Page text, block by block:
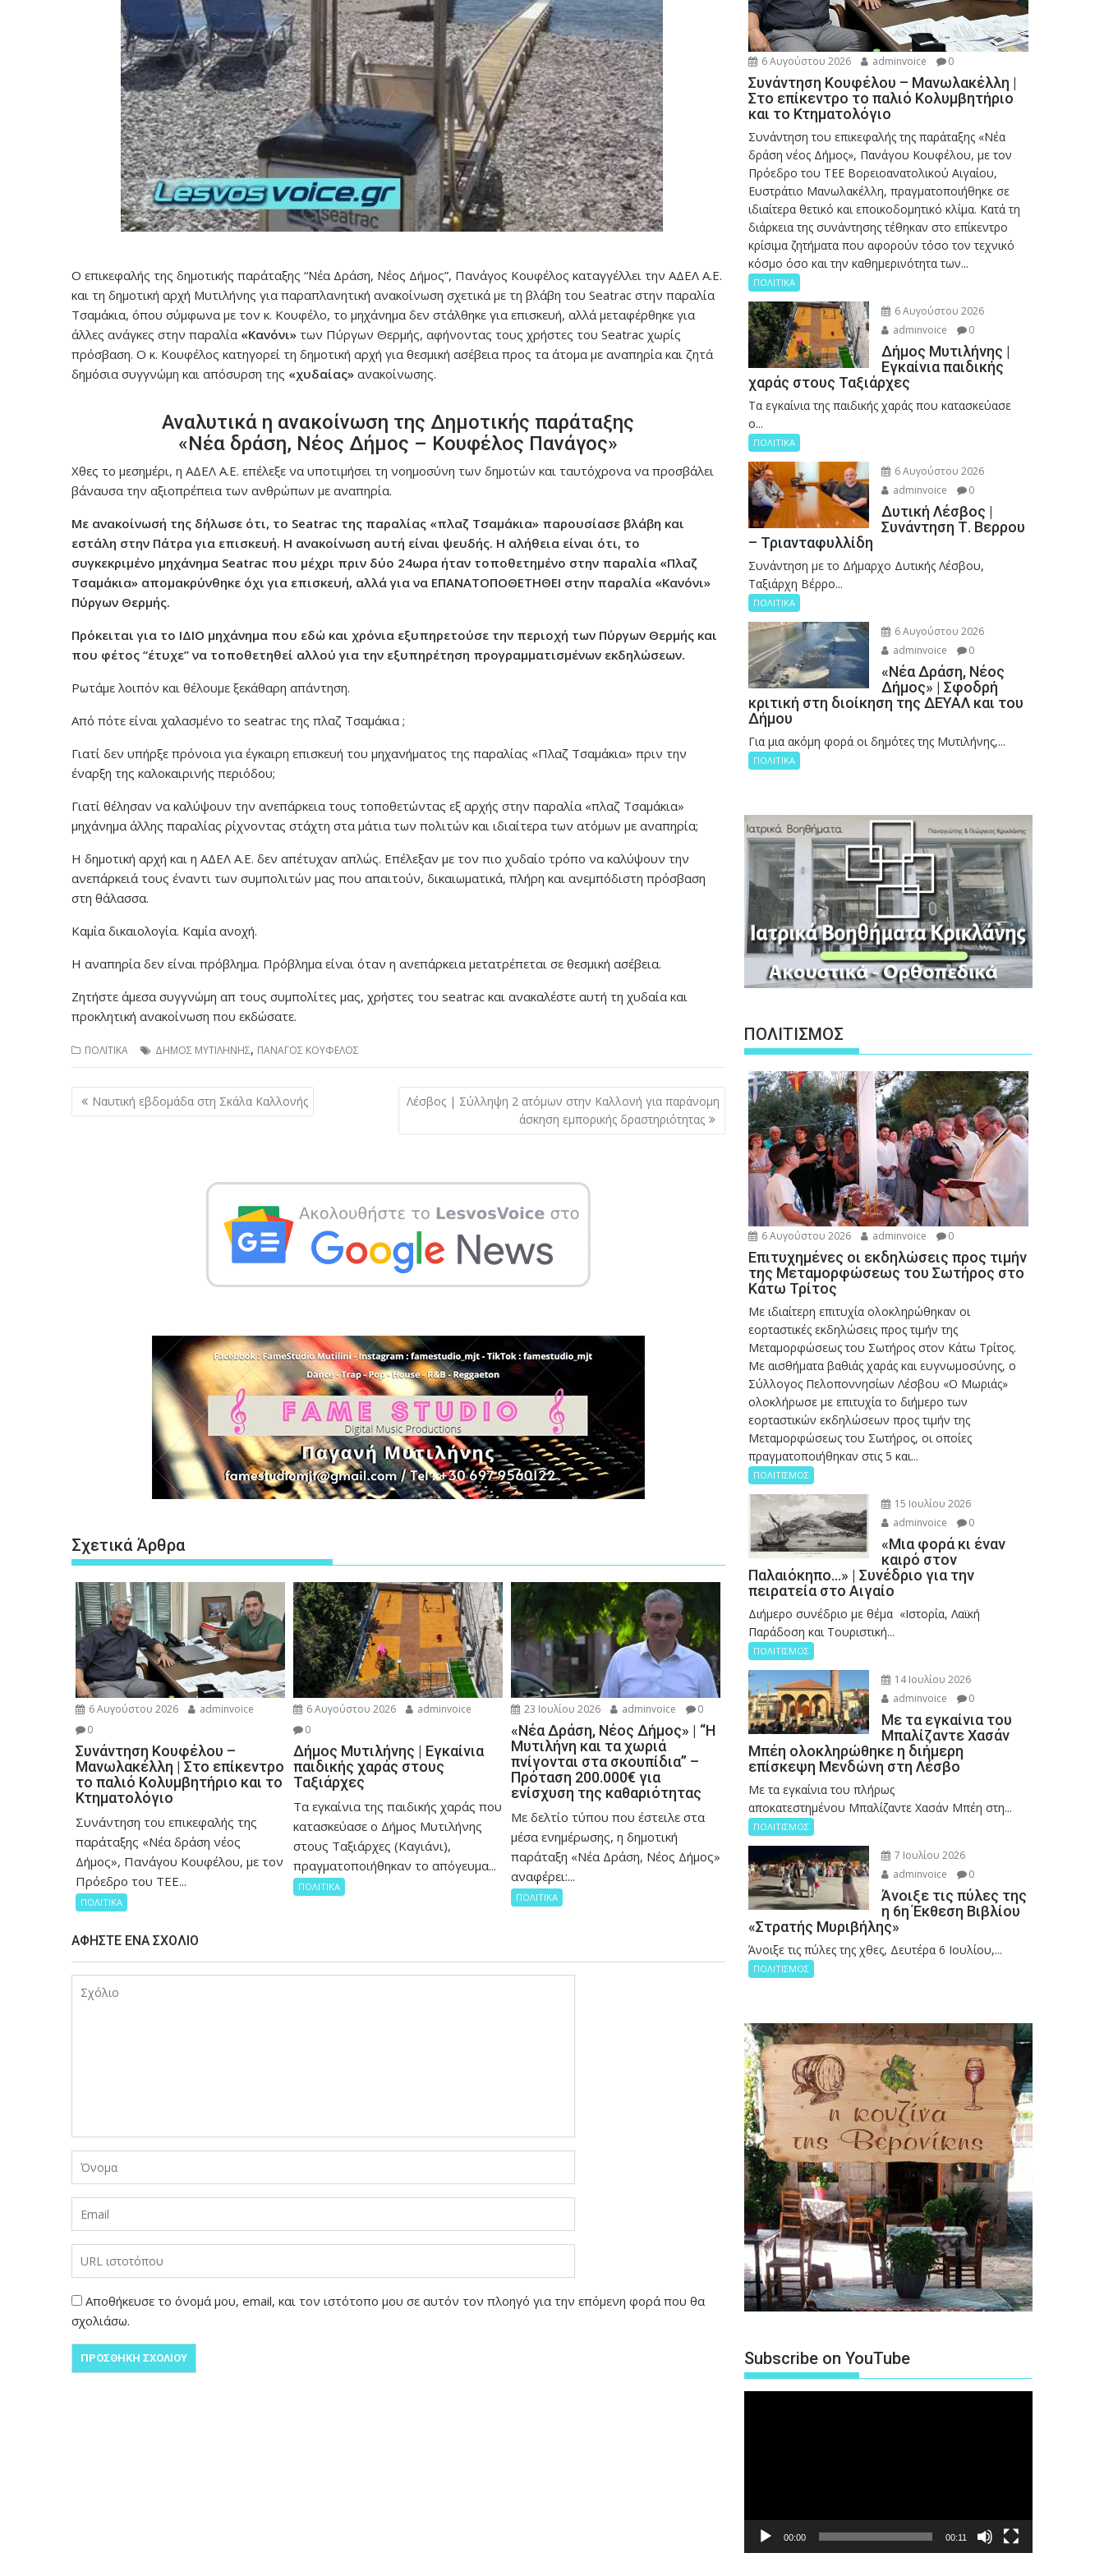
Ο επικεφαλής της δημοτικής παράταξης “Νέα Δράση, Νέος Δήμος”, Πανάγος Κουφέλος καταγγέλλει την ΑΔΕΛ Α.Ε.
και τη δημοτική αρχή Μυτιλήνης για παραπλανητική ανακοίνωση σχετικά με τη βλάβη του Seatrac στην παραλία
Τσαμάκια, όπου σύμφωνα με τον κ. Κουφέλο, το μηχάνημα δεν στάλθηκε για επισκευή, αλλά μεταφέρθηκε για
άλλες ανάγκες στην παραλία «Κανόνι» των Πύργων Θερμής, αφήνοντας τους χρήστες του Seatrac χωρίς
πρόσβαση. Ο κ. Κουφέλος κατηγορεί τη δημοτική αρχή για θεσμική ασέβεια προς τα άτομα με αναπηρία και ζητά
δημόσια συγγνώμη και απόσυρση της «χυδαίας» ανακοίνωσης.
Αναλυτικά η ανακοίνωση της Δημοτικής παράταξης
«Νέα δράση, Νέος Δήμος – Κουφέλος Πανάγος»
Χθες το μεσημέρι, η ΑΔΕΛ Α.Ε. επέλεξε να υποτιμήσει τη νοημοσύνη των δημοτών και ταυτόχρονα να προσβάλει
βάναυσα την αξιοπρέπεια των ανθρώπων με αναπηρία.
Με ανακοίνωσή της δήλωσε ότι, το Seatrac της παραλίας «πλαζ Τσαμάκια» παρουσίασε βλάβη και
εστάλη στην Πάτρα για επισκευή. Η ανακοίνωση αυτή είναι ψευδής. Η αλήθεια είναι ότι, το
συγκεκριμένο μηχάνημα Seatrac που μέχρι πριν δύο 24ωρα ήταν τοποθετημένο στην παραλία «Πλαζ
Τσαμάκια» απομακρύνθηκε όχι για επισκευή, αλλά για να ΕΠΑΝΑΤΟΠΟΘΕΤΗΘΕΙ στην παραλία «Κανόνι»
Πύργων Θερμής.
Πρόκειται για το ΙΔΙΟ μηχάνημα που εδώ και χρόνια εξυπηρετούσε την περιοχή των Πύργων Θερμής και
που φέτος “έτυχε” να τοποθετηθεί αλλού για την εξυπηρέτηση προγραμματισμένων εκδηλώσεων.
Ρωτάμε λοιπόν και θέλουμε ξεκάθαρη απάντηση.
Από πότε είναι χαλασμένο το seatrac της πλαζ Τσαμάκια ;
Γιατί δεν υπήρξε πρόνοια για έγκαιρη επισκευή του μηχανήματος της παραλίας «Πλαζ Τσαμάκια» πριν την
έναρξη της καλοκαιρινής περιόδου;
Γιατί θέλησαν να καλύψουν την ανεπάρκεια τους τοποθετώντας εξ αρχής στην παραλία «πλαζ Τσαμάκια»
μηχάνημα άλλης παραλίας ρίχνοντας στάχτη στα μάτια των πολιτών και ιδιαίτερα των ατόμων με αναπηρία;
Η δημοτική αρχή και η ΑΔΕΛ Α.Ε. δεν απέτυχαν απλώς. Επέλεξαν με τον πιο χυδαίο τρόπο να καλύψουν την
ανεπάρκειά τους έναντι των συμπολιτών μας που απαιτούν, δικαιωματικά, πλήρη και ανεμπόδιστη πρόσβαση
στη θάλασσα.
Καμία δικαιολογία. Καμία ανοχή.
Η αναπηρία δεν είναι πρόβλημα. Πρόβλημα είναι όταν η ανεπάρκεια μετατρέπεται σε θεσμική ασέβεια.
Ζητήστε άμεσα συγγνώμη απ τους συμπολίτες μας, χρήστες του seatrac και ανακαλέστε αυτή τη χυδαία και
προκλητική ανακοίνωση που εκδώσατε.
ΠΟΛΙΤΙΚΑ ΔΗΜΟΣ ΜΥΤΙΛΗΝΗΣ, ΠΑΝΑΓΟΣ ΚΟΥΦΕΛΟΣ
Πλοήγηση
άρθρων
Ναυτική εβδομάδα στη Σκάλα Καλλονής
Λέσβος | Σύλληψη 2 ατόμων στην Καλλονή για παράνομη
άσκηση εμπορικής δραστηριότητας
Σχετικά Άρθρα
6 Αυγούστου 2026
adminvoice
0
Συνάντηση Κουφέλου –
Μανωλακέλλη | Στο επίκεντρο
το παλιό Κολυμβητήριο και το
Κτηματολόγιο
Συνάντηση του επικεφαλής της
παράταξης «Νέα δράση νέος
Δήμος», Πανάγου Κουφέλου, με τον
Πρόεδρο του ΤΕΕ...
ΠΟΛΙΤΙΚΑ
6 Αυγούστου 2026
adminvoice
0
Δήμος Μυτιλήνης | Εγκαίνια
παιδικής χαράς στους
Ταξιάρχες
Tα εγκαίνια της παιδικής χαράς που
κατασκεύασε ο Δήμος Μυτιλήνης
στους Ταξιάρχες (Καγιάνι),
πραγματοποιήθηκαν το απόγευμα...
ΠΟΛΙΤΙΚΑ
23 Ιουλίου 2026 adminvoice 0
«Νέα Δράση, Νέος Δήμος» | “Η
Μυτιλήνη και τα χωριά
πνίγονται στα σκουπίδια” –
Πρόταση 200.000€ για
ενίσχυση της καθαριότητας
Με δελτίο τύπου που έστειλε στα
μέσα ενημέρωσης, η δημοτική
παράταξη «Νέα Δράση, Νέος Δήμος»
αναφέρει:...
ΠΟΛΙΤΙΚΑ
ΑΦΉΣΤΕ ΈΝΑ ΣΧΌΛΙΟ
Αποθήκευσε το όνομά μου, email, και τον ιστότοπο μου σε αυτόν τον πλοηγό για την επόμενη φορά που θα
σχολιάσω.
6 Αυγούστου 2026 adminvoice 0
Συνάντηση Κουφέλου – Μανωλακέλλη |
Στο επίκεντρο το παλιό Κολυμβητήριο
και το Κτηματολόγιο
Συνάντηση του επικεφαλής της παράταξης «Νέα
δράση νέος Δήμος», Πανάγου Κουφέλου, με τον
Πρόεδρο του ΤΕΕ Βορειοανατολικού Αιγαίου,
Ευστράτιο Μανωλακέλλη, πραγματοποιήθηκε σε
ιδιαίτερα θετικό και εποικοδομητικό κλίμα. Κατά τη
διάρκεια της συνάντησης τέθηκαν στο επίκεντρο
κρίσιμα ζητήματα που αφορούν τόσο τον τεχνικό
κόσμο όσο και την καθημερινότητα των...
ΠΟΛΙΤΙΚΑ
6 Αυγούστου 2026
adminvoice
0
Δήμος Μυτιλήνης |
Εγκαίνια παιδικής
χαράς στους Ταξιάρχες
Tα εγκαίνια της παιδικής χαράς που κατασκεύασε
ο...
ΠΟΛΙΤΙΚΑ
6 Αυγούστου 2026
adminvoice
0
Δυτική Λέσβος |
Συνάντηση Τ. Βερρου
– Τριανταφυλλίδη
Συνάντηση με το Δήμαρχο Δυτικής Λέσβου,
Ταξιάρχη Βέρρο...
ΠΟΛΙΤΙΚΑ
6 Αυγούστου 2026
adminvoice
0
«Νέα Δράση, Νέος
Δήμος» | Σφοδρή
κριτική στη διοίκηση της ΔΕΥΑΛ και του
Δήμου
Για μια ακόμη φορά οι δημότες της Μυτιλήνης,...
ΠΟΛΙΤΙΚΑ
ΠΟΛΙΤΙΣΜΟΣ
6 Αυγούστου 2026 adminvoice 0
Επιτυχημένες οι εκδηλώσεις προς τιμήν
της Μεταμορφώσεως του Σωτήρος στο
Κάτω Τρίτος
Με ιδιαίτερη επιτυχία ολοκληρώθηκαν οι
εορταστικές εκδηλώσεις προς τιμήν της
Μεταμορφώσεως του Σωτήρος στον Κάτω Τρίτος.
Με αισθήματα βαθιάς χαράς και ευγνωμοσύνης, ο
Σύλλογος Πελοποννησίων Λέσβου «Ο Μωριάς»
ολοκλήρωσε με επιτυχία το διήμερο των
εορταστικών εκδηλώσεων προς τιμήν της
Μεταμορφώσεως του Σωτήρος, οι οποίες
πραγματοποιήθηκαν στις 5 και...
ΠΟΛΙΤΙΣΜΟΣ
15 Ιουλίου 2026
adminvoice
0
«Μια φορά κι έναν
καιρό στον
Παλαιόκηπο…» | Συνέδριο για την
πειρατεία στο Αιγαίο
Διήμερο συνέδριο με θέμα «Ιστορία, Λαϊκή
Παράδοση και Τουριστική...
ΠΟΛΙΤΙΣΜΟΣ
14 Ιουλίου 2026
adminvoice
0
Με τα εγκαίνια του
Μπαλίζαντε Χασάν
Μπέη ολοκληρώθηκε η διήμερη
επίσκεψη Μενδώνη στη Λέσβο
Με τα εγκαίνια του πλήρως
αποκατεστημένου Μπαλίζαντε Χασάν Μπέη στη...
ΠΟΛΙΤΙΣΜΟΣ
7 Ιουλίου 2026
adminvoice
0
Άνοιξε τις πύλες της
η 6η Έκθεση Βιβλίου
«Στρατής Μυριβήλης»
Άνοιξε τις πύλες της χθες, Δευτέρα 6 Ιουλίου,...
ΠΟΛΙΤΙΣΜΟΣ
Subscribe on YouTube
00:00 00:11